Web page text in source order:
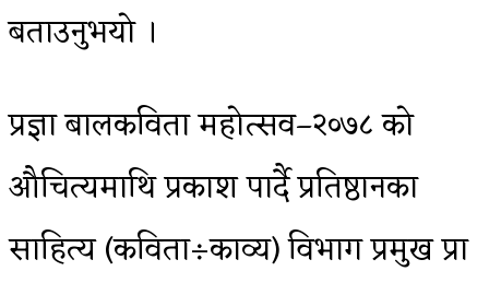
बताउनुभयो ।
प्रज्ञा बालकविता महोत्सव–२०७८ को
औचित्यमाथि प्रकाश पार्दै प्रतिष्ठानका
साहित्य (कविता÷काव्य) विभाग प्रमुख प्रा